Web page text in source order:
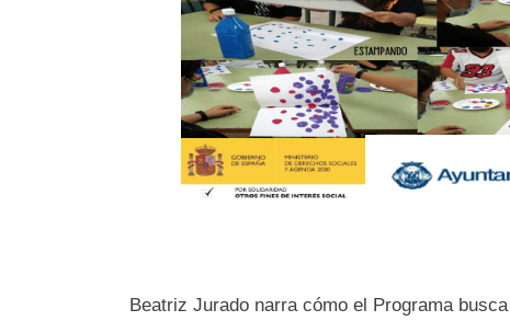
Beatriz Jurado narra cómo el Programa